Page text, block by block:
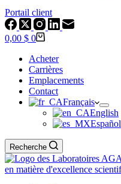
Portail client
Panier
0,00 $ 0
Acheter
Carrières
Emplacements
Contact
Français
English
Español
Recherche